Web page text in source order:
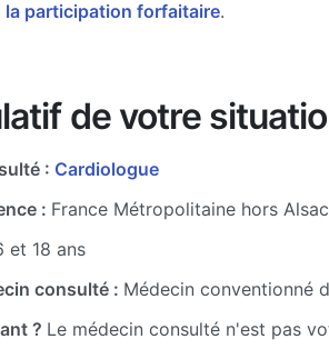
la participation forfaitaire.
de votre
: Cardiologue
: France Métropolitaine hors
et 18 ans
consulté : Médecin conventionné
? Le médecin consulté n'est pas